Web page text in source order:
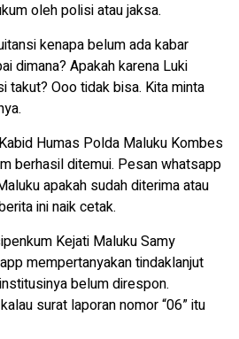
oleh polisi atau jaksa.
kenapa belum ada kabar
dimana? Apakah karena Luki
takut? Ooo tidak bisa. Kita minta
Humas Polda Maluku Kombes
berhasil ditemui. Pesan whatsapp
apakah sudah diterima atau
ini naik cetak.
Kejati Maluku Samy
mempertanyakan tindaklanjut
belum direspon.
surat laporan nomor “06” itu